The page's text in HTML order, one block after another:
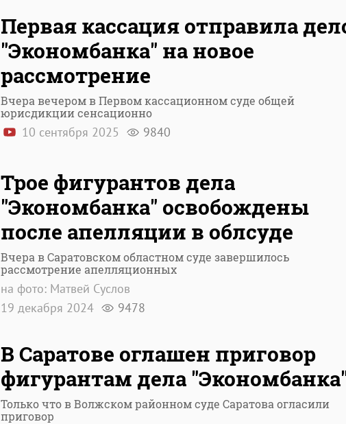
Первая кассация отправила
"Экономбанка" на новое
рассмотрение
Вчера вечером в Первом кассационном суде общей
юрисдикции сенсационно
10 сентября 2025 9840
Трое фигурантов дела
"Экономбанка" освобождены
после апелляции в облсуде
Вчера в Саратовском областном суде завершилось
рассмотрение апелляционных
на фото: Матвей Суслов
19 декабря 2024
9478
В Саратове оглашен приговор
фигурантам дела
Только что в Волжском районном суде Саратова огласили
приговор